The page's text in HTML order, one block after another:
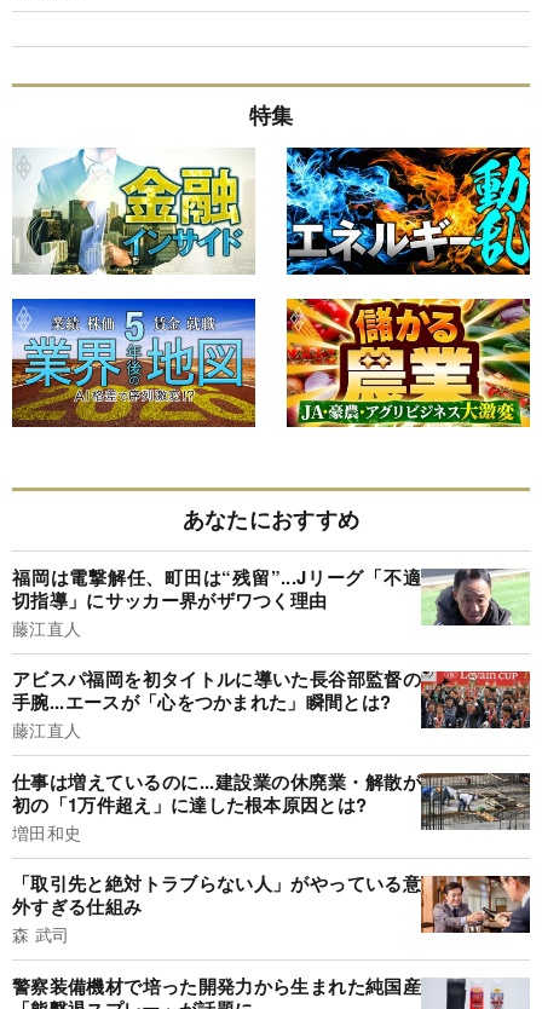
特集
あなたにおすすめ
福岡は電撃解任、町田は“残留”...Jリーグ「不適
切指導」にサッカー界がザワつく理由
藤江直人
アビスパ福岡を初タイトルに導いた長谷部監督の
手腕...エースが「心をつかまれた」瞬間とは?
藤江直人
仕事は増えているのに...建設業の休廃業・解散が
初の「1万件超え」に達した根本原因とは?
増田和史
「取引先と絶対トラブらない人」がやっている意
外すぎる仕組み
森 武司
警察装備機材で培った開発力から生まれた純国産